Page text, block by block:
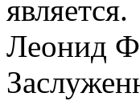
является.
Леонид